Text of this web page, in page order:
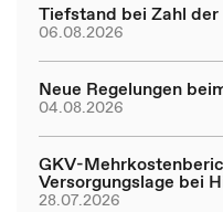
Tiefstand bei Zahl
06.08.2026
Neue Regelungen
04.08.2026
GKV-
Versorgungslage bei
28.07.2026